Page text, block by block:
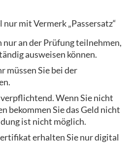
mit Vermerk „Passersatz“
an der Prüfung teilnehmen,
ausweisen können.
müssen Sie bei der
Wenn Sie nicht
bekommen Sie das Geld nicht
ist nicht möglich.
erhalten Sie nur digital